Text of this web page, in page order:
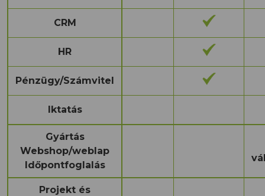
CRM
HR
Pénzügy/Számvitel
Iktatás
Gyártás
Webshop/weblap
Időpontfoglalás
Projekt és